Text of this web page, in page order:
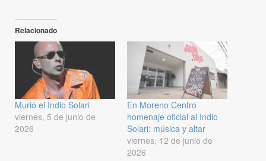
Relacionado
Murió el Indio Solari
viernes, 5 de junio de
2026
En Moreno Centro
homenaje oficial al Indio
Solari: música y altar
viernes, 12 de junio de
2026